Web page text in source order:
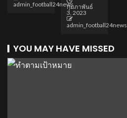
admin_football24newsกุมภาพันธ์
3, 2023
admin_football24news
YOU MAY HAVE MISSED